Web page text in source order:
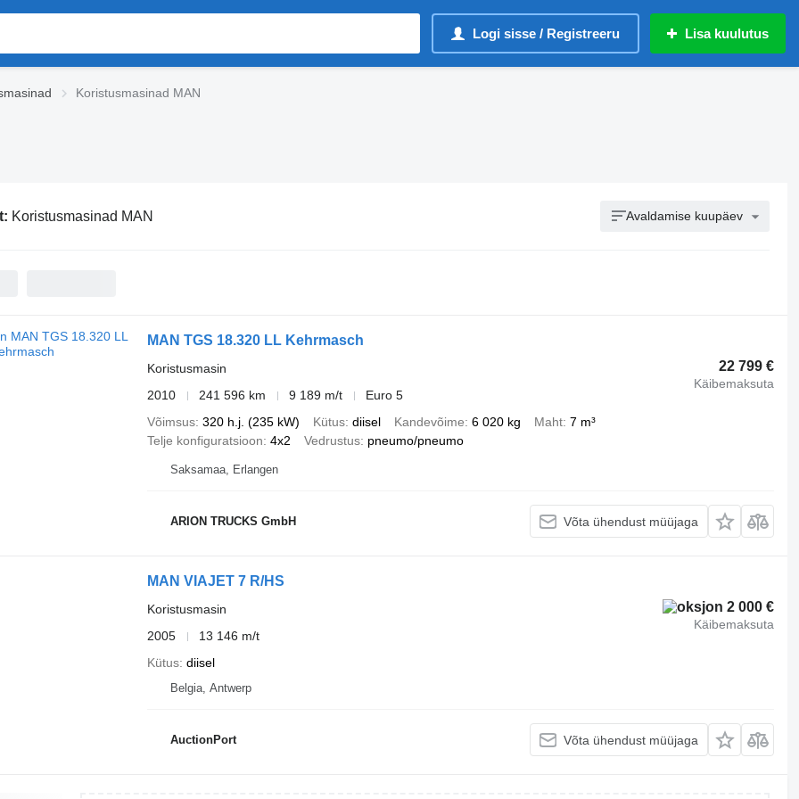
Logi sisse / Registreeru Lisa kuulutus
Koristusmasinad MAN
Koristusmasinad MAN Avaldamise kuupäev
MAN TGS 18.320 LL Kehrmasch
22 799 €
Käibemaksuta
Koristusmasin
2010
241 596 km 9 189 m/t
Euro 5
Võimsus 320 h.j. (235 kW) Kütus diisel Kandevõime 6 020 kg Maht 7 m³
Telje konfiguratsioon 4x2 Vedrustus pneumo/pneumo
Saksamaa, Erlangen
ARION TRUCKS GmbH Võta ühendust müüjaga
MAN VIAJET 7 R/HS
2 000 €
Käibemaksuta
Koristusmasin
2005
13 146 m/t
Kütus diisel
Belgia, Antwerp
AuctionPort Võta ühendust müüjaga